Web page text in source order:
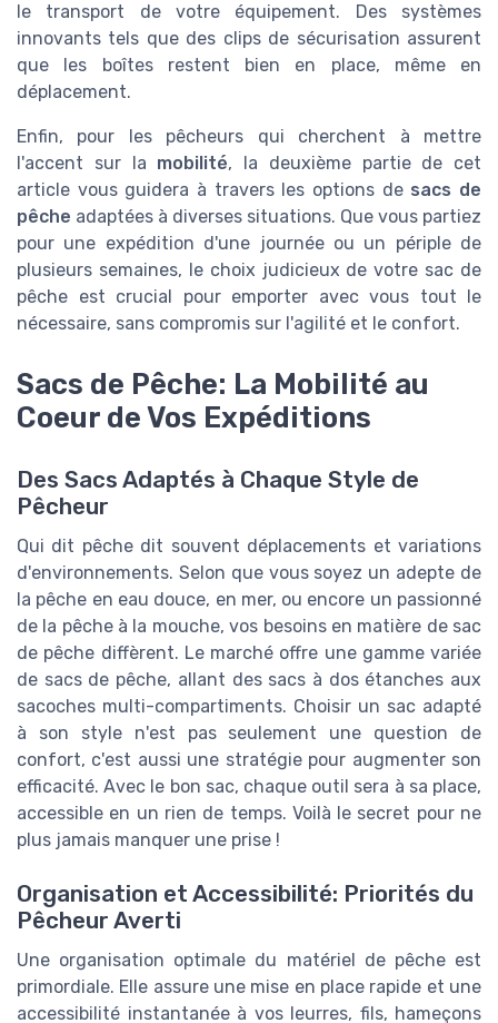
le transport de votre équipement. Des systèmes
innovants tels que des clips de sécurisation assurent
que les boîtes restent bien en place, même en
déplacement.
Enfin, pour les pêcheurs qui cherchent à mettre
l'accent sur la mobilité, la deuxième partie de cet
article vous guidera à travers les options de sacs de
pêche adaptées à diverses situations. Que vous partiez
pour une expédition d'une journée ou un périple de
plusieurs semaines, le choix judicieux de votre sac de
pêche est crucial pour emporter avec vous tout le
nécessaire, sans compromis sur l'agilité et le confort.
Sacs de Pêche: La Mobilité au
Coeur de Vos Expéditions
Des Sacs Adaptés à Chaque Style de
Pêcheur
Qui dit pêche dit souvent déplacements et variations
d'environnements. Selon que vous soyez un adepte de
la pêche en eau douce, en mer, ou encore un passionné
de la pêche à la mouche, vos besoins en matière de sac
de pêche diffèrent. Le marché offre une gamme variée
de sacs de pêche, allant des sacs à dos étanches aux
sacoches multi-compartiments. Choisir un sac adapté
à son style n'est pas seulement une question de
confort, c'est aussi une stratégie pour augmenter son
efficacité. Avec le bon sac, chaque outil sera à sa place,
accessible en un rien de temps. Voilà le secret pour ne
plus jamais manquer une prise !
Organisation et Accessibilité: Priorités du
Pêcheur Averti
Une organisation optimale du matériel de pêche est
primordiale. Elle assure une mise en place rapide et une
accessibilité instantanée à vos leurres, fils, hameçons